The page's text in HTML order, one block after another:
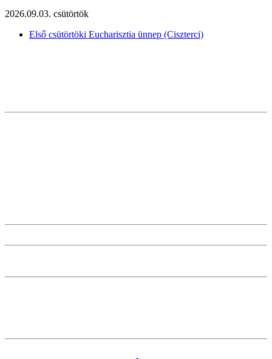
2026.09.03. csütörtök
Első csütörtöki Eucharisztia ünnep (Ciszterci)